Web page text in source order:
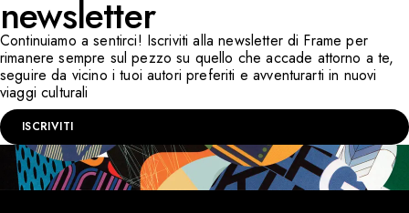
newsletter
Continuiamo a sentirci! Iscriviti alla newsletter di Frame per
rimanere sempre sul pezzo su quello che accade attorno a te,
seguire da vicino i tuoi autori preferiti e avventurarti in nuovi
viaggi culturali
ISCRIVITI